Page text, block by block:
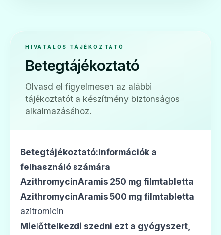
💊
Azithromycin
Ár: —
💊
Azithromycin 1 A Pharma 250 mg
Ár: —
HIVATALOS TÁJÉKOZTATÓ
Betegtájékoztató
Olvasd el figyelmesen az alábbi
tájékoztatót a készítmény biztonságos
alkalmazásához.
Betegtájékoztató:Információk a
felhasználó számára
AzithromycinAramis 250 mg filmtabletta
AzithromycinAramis 500 mg filmtabletta
azitromicin
Mielőttelkezdi szedni ezt a gyógyszert,